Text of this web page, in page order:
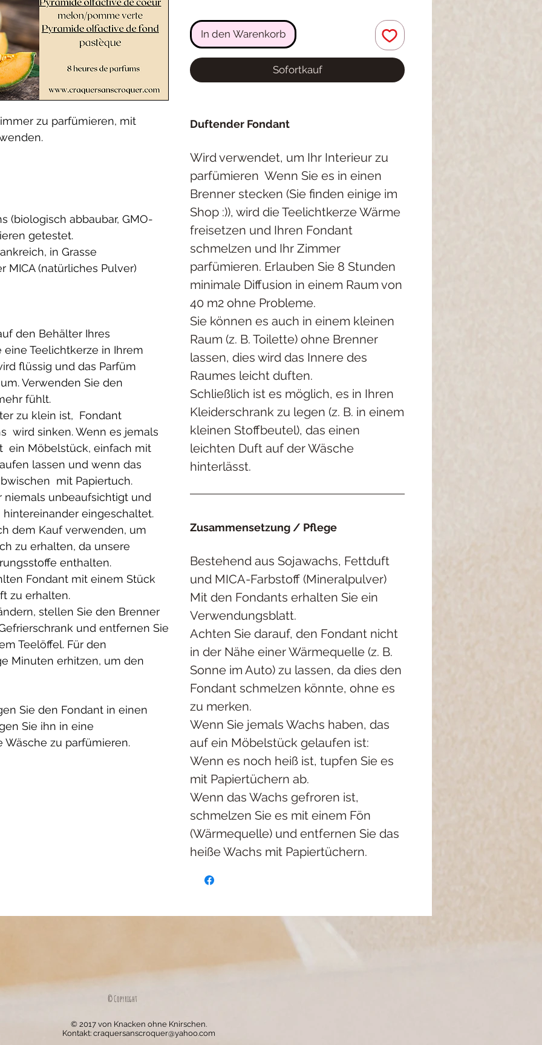
zu parfümieren, mit
(biologisch abbaubar, GMO-
getestet.
in Grasse
MICA (natürliches Pulver)
den Behälter Ihres
eine Teelichtkerze in Ihrem
flüssig und das Parfüm
Verwenden Sie den
fühlt.
zu klein ist, Fondant
wird sinken. Wenn es jemals
ein Möbelstück, einfach mit
lassen und wenn das
mit Papiertuch.
niemals unbeaufsichtigt und
eingeschaltet.
dem Kauf verwenden, um
zu erhalten, da unsere
enthalten.
Fondant mit einem Stück
zu erhalten.
stellen Sie den Brenner
und entfernen Sie
Teelöffel. Für den
Minuten erhitzen, um den
Sie den Fondant in einen
Sie ihn in eine
Wäsche zu parfümieren.
In den Warenkorb
Sofortkauf
Duftender Fondant
Wird verwendet, um Ihr Interieur zu
parfümieren Wenn Sie es in einen
Brenner stecken (Sie finden einige im
Shop :)), wird die Teelichtkerze Wärme
freisetzen und Ihren Fondant
schmelzen und Ihr Zimmer
parfümieren. Erlauben Sie 8 Stunden
minimale Diffusion in einem Raum von
40 m2 ohne Probleme.
Sie können es auch in einem kleinen
Raum (z. B. Toilette) ohne Brenner
lassen, dies wird das Innere des
Raumes leicht duften.
Schließlich ist es möglich, es in Ihren
Kleiderschrank zu legen (z. B. in einem
kleinen Stoffbeutel), das einen
leichten Duft auf der Wäsche
hinterlässt.
Zusammensetzung / Pflege
Bestehend aus Sojawachs, Fettduft
und MICA-Farbstoff (Mineralpulver)
Mit den Fondants erhalten Sie ein
Verwendungsblatt.
Achten Sie darauf, den Fondant nicht
in der Nähe einer Wärmequelle (z. B.
Sonne im Auto) zu lassen, da dies den
Fondant schmelzen könnte, ohne es
zu merken.
Wenn Sie jemals Wachs haben, das
auf ein Möbelstück gelaufen ist:
Wenn es noch heiß ist, tupfen Sie es
mit Papiertüchern ab.
Wenn das Wachs gefroren ist,
schmelzen Sie es mit einem Fön
(Wärmequelle) und entfernen Sie das
heiße Wachs mit Papiertüchern.
© 2017 von Knacken ohne Knirschen.
Kontakt: craquersanscroquer@yahoo.com
© Copyright